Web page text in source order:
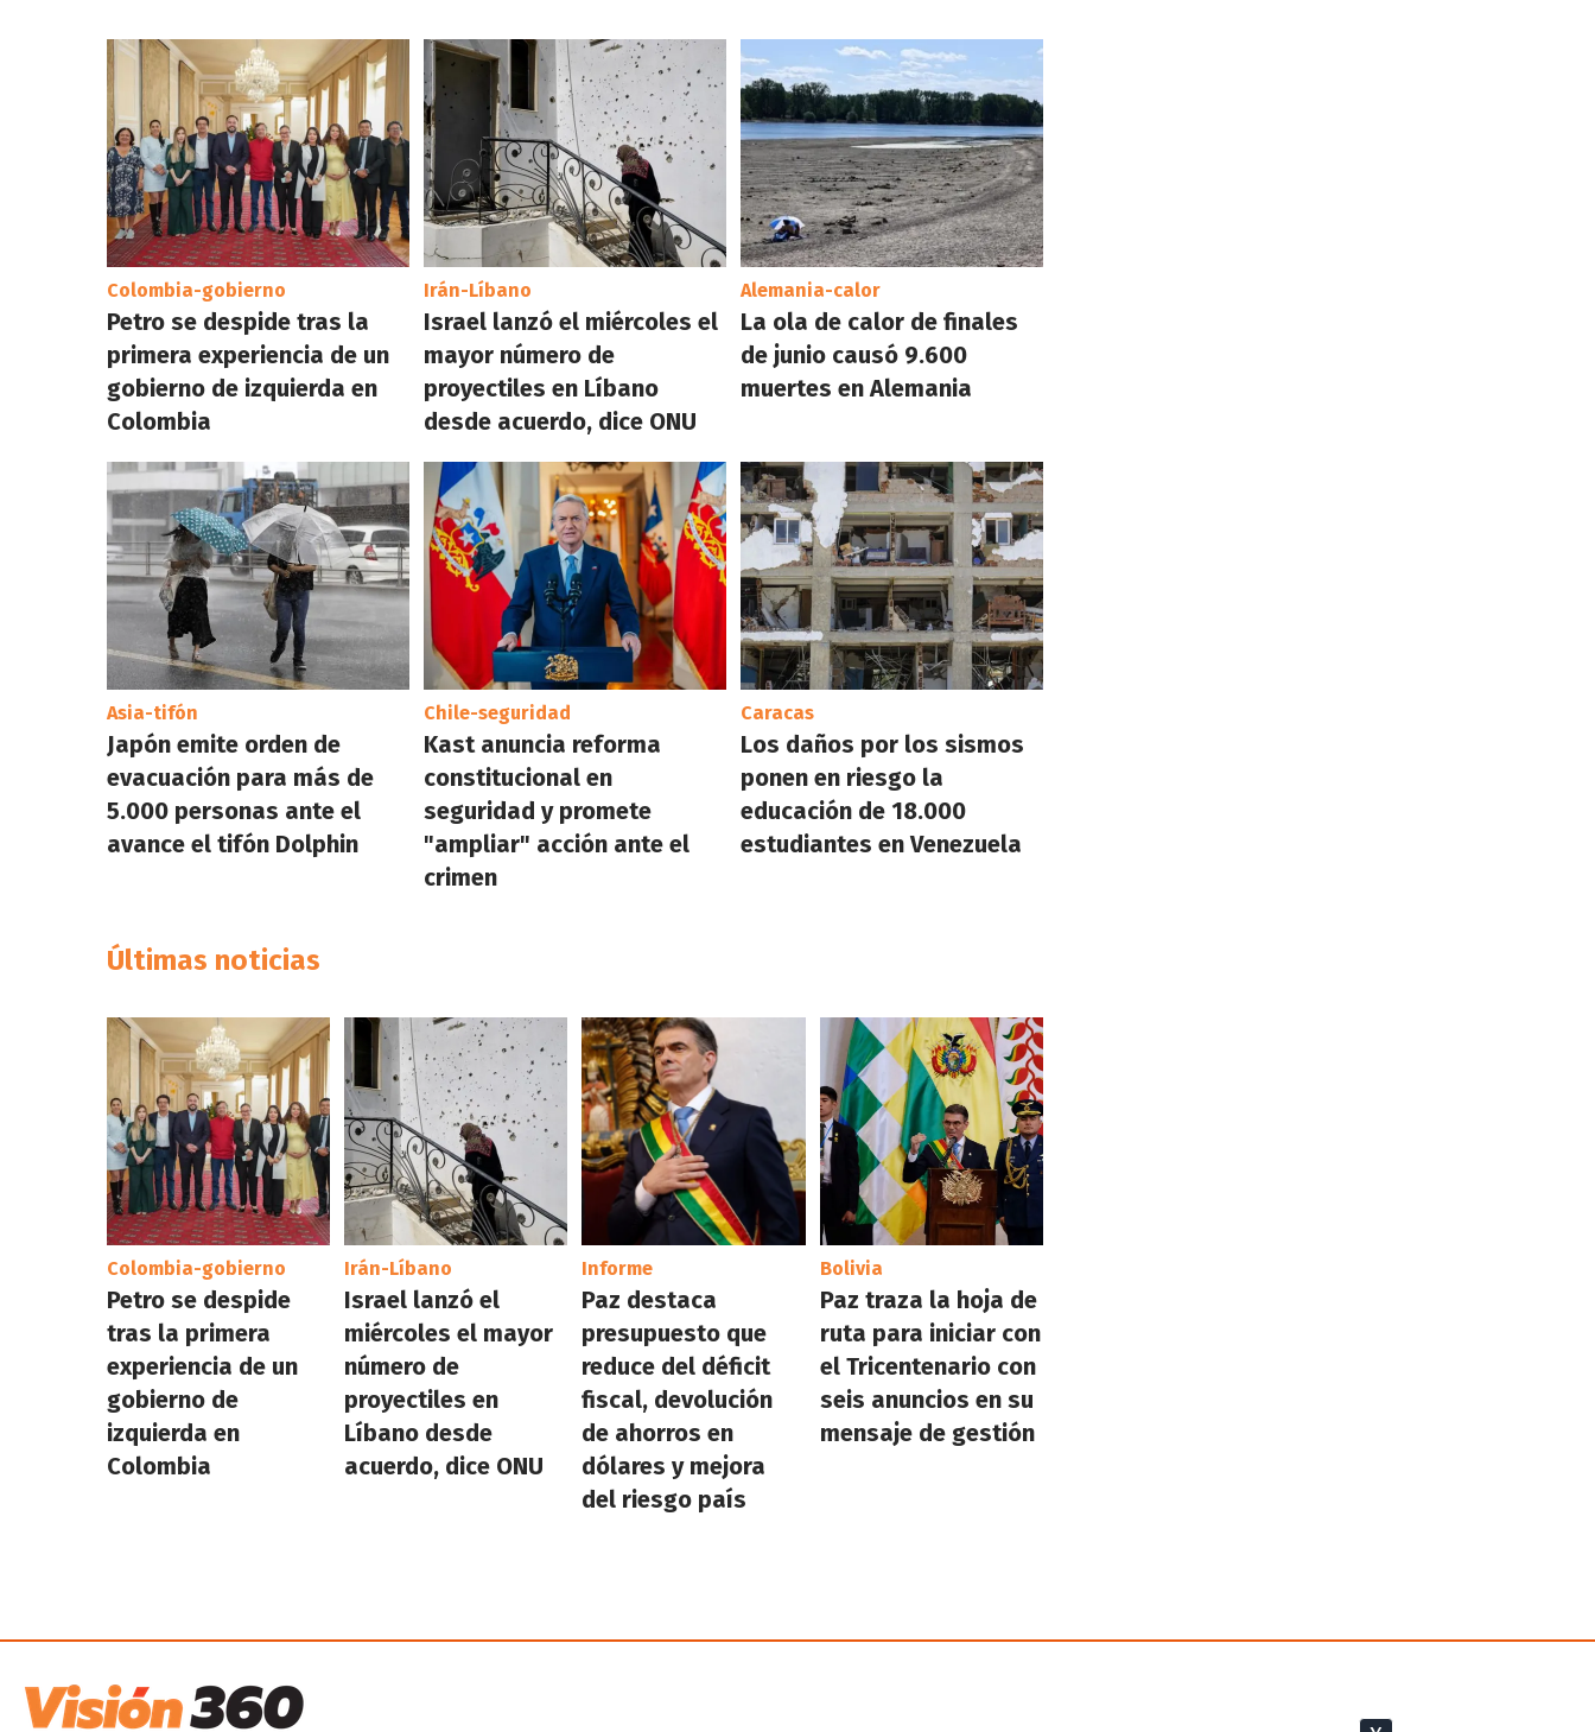
Colombia-gobierno
Petro se despide tras la
primera experiencia de un
gobierno de izquierda en
Colombia
Irán-Líbano
Israel lanzó el miércoles el
mayor número de
proyectiles en Líbano
desde acuerdo, dice ONU
Alemania-calor
La ola de calor de finales
de junio causó 9.600
muertes en Alemania
Asia-tifón
Japón emite orden de
evacuación para más de
5.000 personas ante el
avance el tifón Dolphin
Chile-seguridad
Kast anuncia reforma
constitucional en
seguridad y promete
"ampliar" acción ante el
crimen
Caracas
Los daños por los sismos
ponen en riesgo la
educación de 18.000
estudiantes en Venezuela
Últimas noticias
Colombia-gobierno
Petro se despide
tras la primera
experiencia de un
gobierno de
izquierda en
Colombia
Irán-Líbano
Israel lanzó el
miércoles el mayor
número de
proyectiles en
Líbano desde
acuerdo, dice ONU
Informe
Paz destaca
presupuesto que
reduce del déficit
fiscal, devolución
de ahorros en
dólares y mejora
del riesgo país
Bolivia
Paz traza la hoja de
ruta para iniciar con
el Tricentenario con
seis anuncios en su
mensaje de gestión